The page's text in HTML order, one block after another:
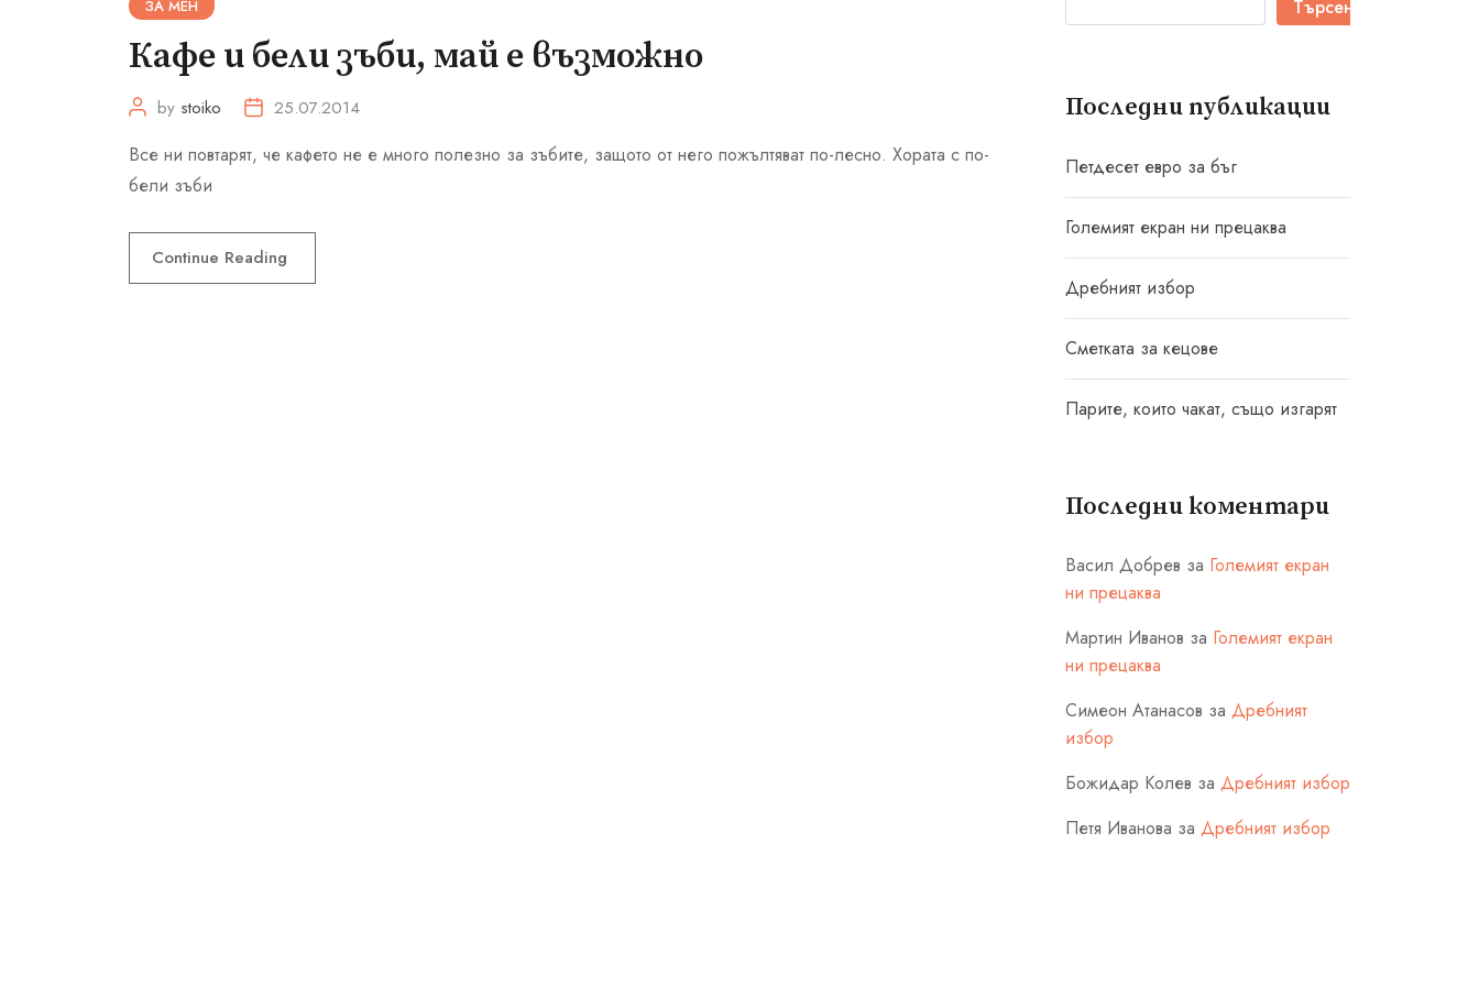
ЗА МЕН
Кафе и бели зъби, май е възможно
by stoiko 25.07.2014
Все ни повтарят, че кафето не е много полезно за зъбите, защото от него пожълтяват по-лесно. Хората с по-
бели зъби
Continue Reading
Търсене
Последни публикации
Петдесет евро за бъг
Големият екран ни прецаква
Дребният избор
Сметката за кецове
Парите, които чакат, също изгарят
Последни коментари
Васил Добрев за Големият екран
ни прецаква
Мартин Иванов за Големият екран
ни прецаква
Симеон Атанасов за Дребният
избор
Божидар Колев за Дребният избор
Петя Иванова за Дребният избор